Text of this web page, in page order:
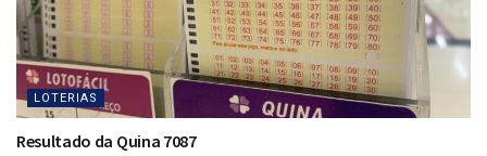
LOTERIAS
Resultado da Quina 7087